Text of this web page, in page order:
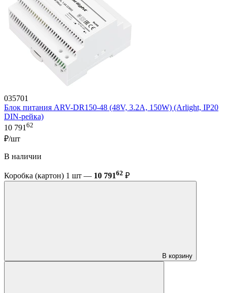
035701
Блок питания ARV-DR150-48 (48V, 3.2A, 150W) (Arlight, IP20
DIN-рейка)
10 79162
₽/шт
В наличии
Коробка (картон) 1 шт — 10 79162 ₽
В корзину